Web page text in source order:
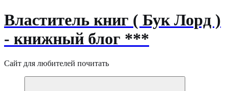
Властитель книг ( Бук Лорд )
- книжный блог ***
Сайт для любителей почитать